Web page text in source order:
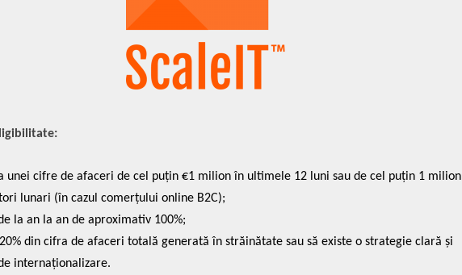
unei cifre de afaceri de cel puțin €1 milion în ultimele 12 luni sau de cel puțin 1 milion
lunari (în cazul comerțului online B2C);
la an la an de aproximativ 100%;
din cifra de afaceri totală generată în străinătate sau să existe o strategie clară și
internaționalizare.